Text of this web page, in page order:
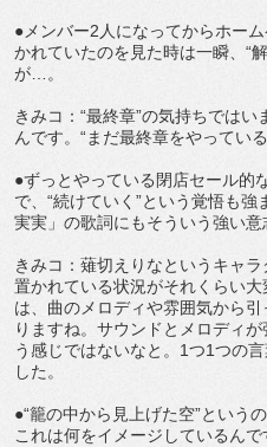
●メンバー2人になってからホー
かれていたのを見た時は一瞬、“
が…。
きみコ：“最終章”の気持ちではい
んです。“まだ最終章をやってい
●ずっとやっている閉店セール的
で、“続けていく”という覚悟も
実実」の歌詞にもそういう強い意
きみコ：薙切えりなというキャ
置かれている状況がそれくらい
は、曲のメロディや雰囲気から
りますね。サウンドとメロディ
う感じではないなと。1つ1つの
した。
●“籠の中から見上げた空”という
これは何をイメージしているんで